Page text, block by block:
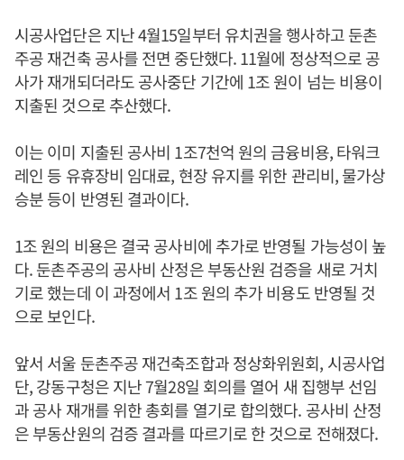
시공사업단은 지난 4월15일부터 유치권을 행사하고 둔촌
주공 재건축 공사를 전면 중단했다. 11월에 정상적으로 공
사가 재개되더라도 공사중단 기간에 1조 원이 넘는 비용이
지출된 것으로 추산했다.
이는 이미 지출된 공사비 1조7천억 원의 금융비용, 타워크
레인 등 유휴장비 임대료, 현장 유지를 위한 관리비, 물가상
승분 등이 반영된 결과이다.
1조 원의 비용은 결국 공사비에 추가로 반영될 가능성이 높
다. 둔촌주공의 공사비 산정은 부동산원 검증을 새로 거치
기로 했는데 이 과정에서 1조 원의 추가 비용도 반영될 것
으로 보인다.
앞서 서울 둔촌주공 재건축조합과 정상화위원회, 시공사업
단, 강동구청은 지난 7월28일 회의를 열어 새 집행부 선임
과 공사 재개를 위한 총회를 열기로 합의했다. 공사비 산정
은 부동산원의 검증 결과를 따르기로 한 것으로 전해졌다.